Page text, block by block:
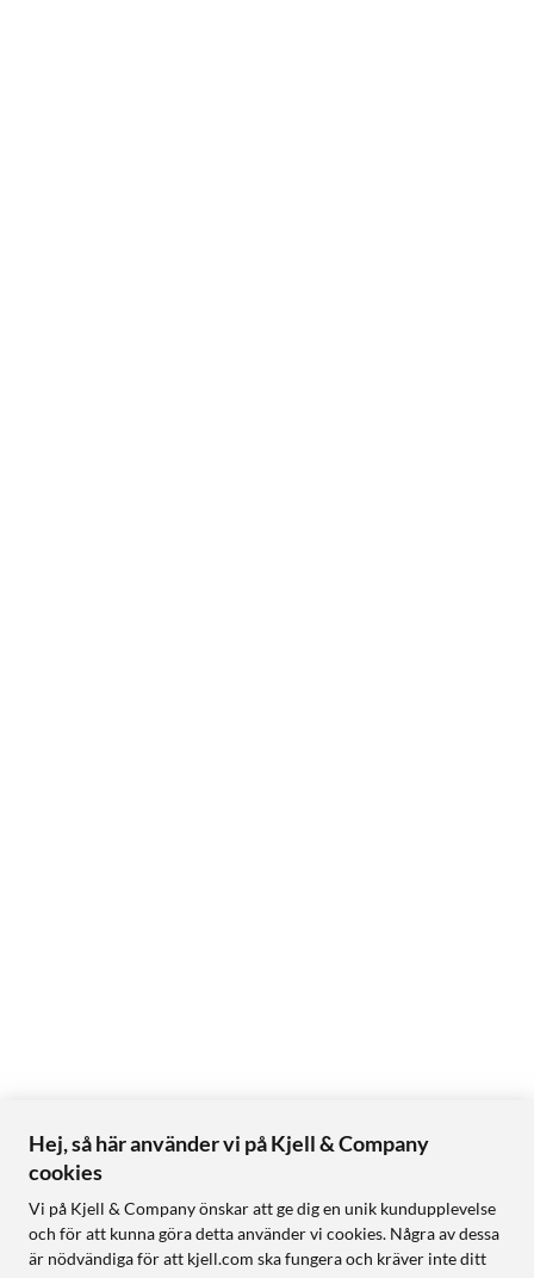
Hej, så här använder vi på Kjell & Company
cookies
Vi på Kjell & Company önskar att ge dig en unik kundupplevelse
och för att kunna göra detta använder vi cookies. Några av dessa
är nödvändiga för att kjell.com ska fungera och kräver inte ditt